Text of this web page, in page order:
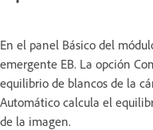
En el panel Básico del
emergente EB. La opción
equilibrio de blancos de la
Automático calcula el
de la imagen.